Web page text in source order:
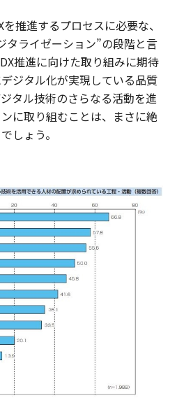
推進するプロセスに必要な、
タライゼーション”の段階と言
推進に向けた取り組みに期待
ジタル化が実現している品質
タル技術のさらなる活動を進
に取り組むことは、まさに絶
しょう。